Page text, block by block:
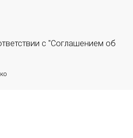
с "Соглашением об